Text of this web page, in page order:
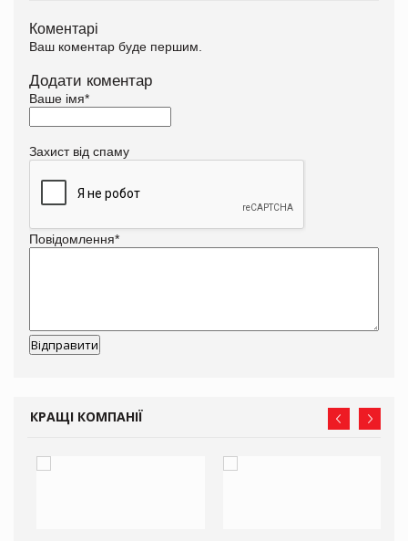
Коментарі
Ваш коментар буде першим.
Додати коментар
Ваше імя*
Захист від спаму
Повідомлення*
КРАЩІ КОМПАНІЇ